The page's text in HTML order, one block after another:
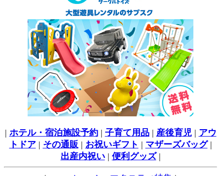
| ホテル・宿泊施設予約| 子育て用品| 産後育児| アウ
トドア| その通販 | お祝いギフト | マザーズバッグ|
出産内祝い| 便利グッズ|